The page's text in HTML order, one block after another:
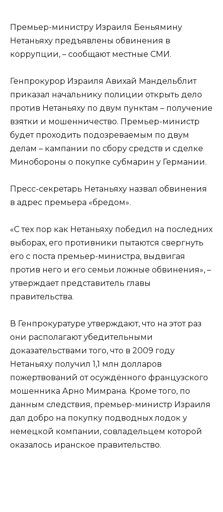
Премьер-министру Израиля Беньямину
Нетаньяху предъявлены обвинения в
коррупции, – сообщают местные СМИ.
Генпрокурор Израиля Авихай Мандельблит
приказал начальнику полиции открыть дело
против Нетаньяху по двум пунктам – получение
взятки и мошенничество. Премьер-министр
будет проходить подозреваемым по двум
делам – кампании по сбору средств и сделке
Минобороны о покупке субмарин у Германии.
Пресс-секретарь Нетаньяху назвал обвинения
в адрес премьера «бредом».
«С тех пор как Нетаньяху победил на последних
выборах, его противники пытаются свергнуть
его с поста премьер-министра, выдвигая
против него и его семьи ложные обвинения», –
утверждает представитель главы
правительства.
В Генпрокуратуре утверждают, что на этот раз
они располагают убедительными
доказательствами того, что в 2009 году
Нетаньяху получил 1,1 млн долларов
пожертвований от осуждённого французского
мошенника Арно Мимрана. Кроме того, по
данным следствия, премьер-министр Израиля
дал добро на покупку подводных лодок у
немецкой компании, совладельцем которой
оказалось иранское правительство.